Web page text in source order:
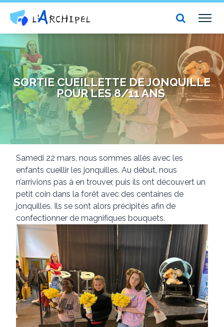
Centre social et culturel l'Archipel
SORTIE CUEILLETTE DE JONQUILLE
POUR LES 8/11 ANS ️
Samedi 22 mars, nous sommes allés avec les
enfants cueillir les jonquilles. Au début, nous
n’arrivions pas à en trouver, puis ils ont découvert un
petit coin dans la forêt avec des centaines de
jonquilles. Ils se sont alors précipités afin de
confectionner de magnifiques bouquets.